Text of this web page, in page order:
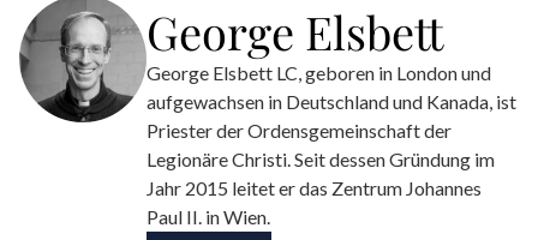
George Elsbett
George Elsbett LC, geboren in London und
aufgewachsen in Deutschland und Kanada, ist
Priester der Ordensgemeinschaft der
Legionäre Christi. Seit dessen Gründung im
Jahr 2015 leitet er das Zentrum Johannes
Paul II. in Wien.